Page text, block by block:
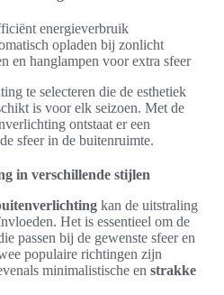
energieverbruik
opladen bij zonlicht
en hanglampen voor extra sfeer
te selecteren die de esthetiek
is voor elk seizoen. Met de
ontstaat er een
sfeer in de buitenruimte.
in verschillende stijlen
kan de uitstraling
Het is essentieel om de
passen bij de gewenste sfeer en
populaire richtingen zijn
minimalistische en strakke